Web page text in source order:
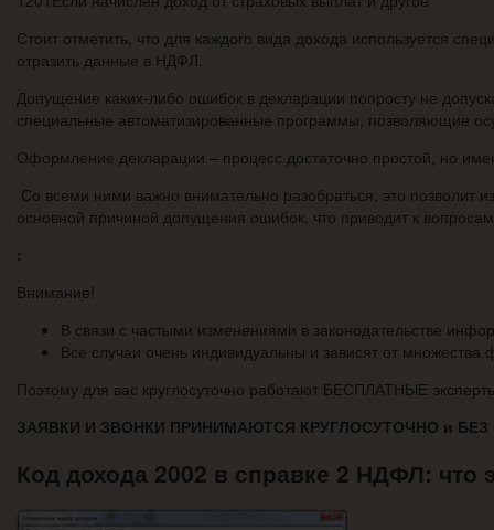
Стоит отметить, что для каждого вида дохода используется
отразить данные в НДФЛ.
Допущение каких-либо ошибок в декларации попросту не
специальные автоматизированные программы, позволяющие
Оформление декларации – процесс достаточно простой, но
Со всеми ними важно внимательно разобраться, это позволит
основной причиной допущения ошибок, что приводит к
:
Внимание!
В связи с частыми изменениями в законодательстве
Все случаи очень индивидуальны и зависят от
Поэтому для вас круглосуточно работают БЕСПЛАТНЫЕ
ЗАЯВКИ И ЗВОНКИ ПРИНИМАЮТСЯ КРУГЛОСУТОЧНО и
Код дохода 2002 в справке 2 НДФЛ: что